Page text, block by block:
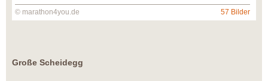
© marathon4you.de 57 Bilder
Große Scheidegg